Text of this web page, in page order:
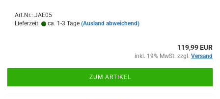
Art.Nr.: JAE05
Lieferzeit:
ca. 1-3 Tage (Ausland abweichend)
119,99 EUR
inkl. 19% MwSt. zzgl. Versand
ZUM ARTIKEL